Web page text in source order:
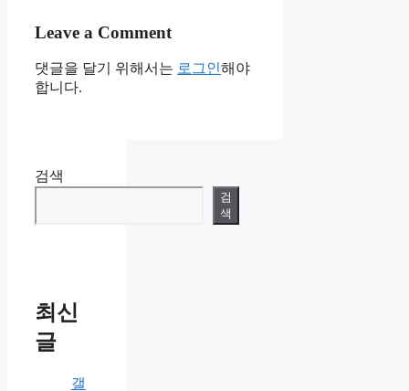
Leave a Comment
댓글을 달기 위해서는 로그인해야
합니다.
검색
검
색
최신
글
갤